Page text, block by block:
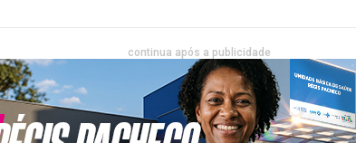
continua após a publicidade